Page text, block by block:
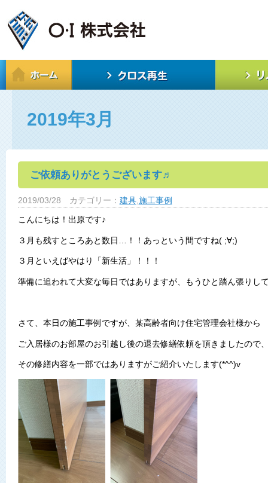
2019年3月
ご依頼ありがとうございます♬
2019/03/28 カテゴリー： 建具,施工事例
こんにちは！出原です♪
３月も残すところあと数日…！！あっという間ですね( ;∀;)
３月といえばやはり「新生活」！！！
準備に追われて大変な毎日ではありますが、もうひと踏ん張りし
さて、本日の施工事例ですが、某高齢者向け住宅管理会社様から
ご入居様のお部屋のお引越し後の退去修繕依頼を頂きましたので
その修繕内容を一部ではありますがご紹介いたします(*^^)v